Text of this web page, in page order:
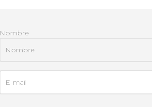
Nombre